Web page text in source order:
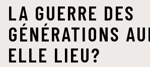
LA GUERRE DES
GÉNÉRATIONS
ELLE LIEU?